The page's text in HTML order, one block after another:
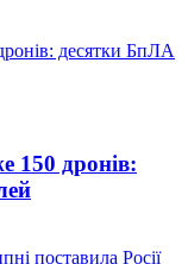
150 дронів: